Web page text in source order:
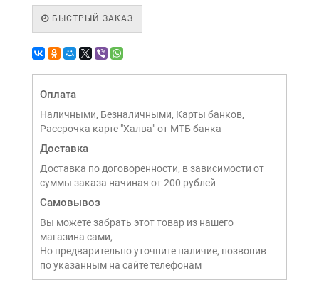
БЫСТРЫЙ ЗАКАЗ
Оплата
Наличными, Безналичными, Карты банков,
Рассрочка карте "Халва" от МТБ банка
Доставка
Доставка по договоренности, в зависимости от
суммы заказа начиная от 200 рублей
Самовывоз
Вы можете забрать этот товар из нашего
магазина сами,
Но предварительно уточните наличие, позвонив
по указанным на сайте телефонам